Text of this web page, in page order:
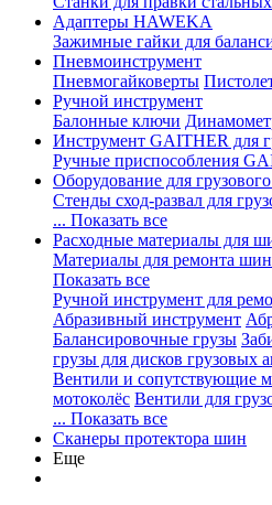
Адаптеры HAWEKA
Зажимные гайки для
Пневмоинструмент
Пневмогайковерты
Ручной инструмент
Балонные ключи
Инструмент GAITHER для
Ручные приспособления
Оборудование для
Стенды сход-развал для
... Показать все
Расходные материалы для
Материалы для ремонта
Показать все
Ручной инструмент для
Абразивный инструмент
Балансировочные грузы
грузы для дисков грузовых
Вентили и сопутствующие
мотоколёс Вентили для
... Показать все
Сканеры протектора шин
Еще